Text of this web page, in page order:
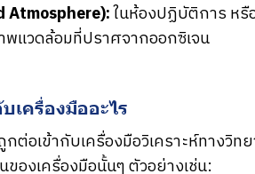
Atmosphere):ในห้องปฏิบัติการ หรื
แวดล้อมที่ปราศจากออกซิเจน
เครื่องมืออะไร
กต่อเข้ากับเครื่องมือวิเคราะห์ทางวิ
องเครื่องมือนั้นๆ ตัวอย่างเช่น: